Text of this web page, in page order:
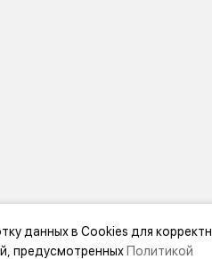
данных в Cookies для
предусмотренных Политикой